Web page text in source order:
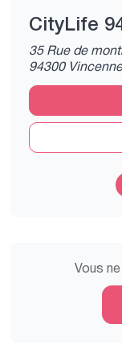
CityLife
35 Rue de
94300
Vous